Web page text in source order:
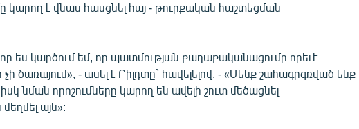
կարող է վնաս հասցնել հայ - թուրքական հաշտեցման
ես կարծում եմ, որ պատմության քաղաքականացումը որեւէ
- ասել է Բիլդտը` հավելելով. - «Մենք շահագրգռված ենք
նման որոշումները կարող են ավելի շուտ մեծացնել
այն»: